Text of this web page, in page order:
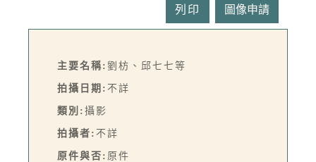
列印
主要名稱: 劉枋、邱七七等
拍攝日期: 不詳
類別: 攝影
拍攝者: 不詳
原件與否: 原件